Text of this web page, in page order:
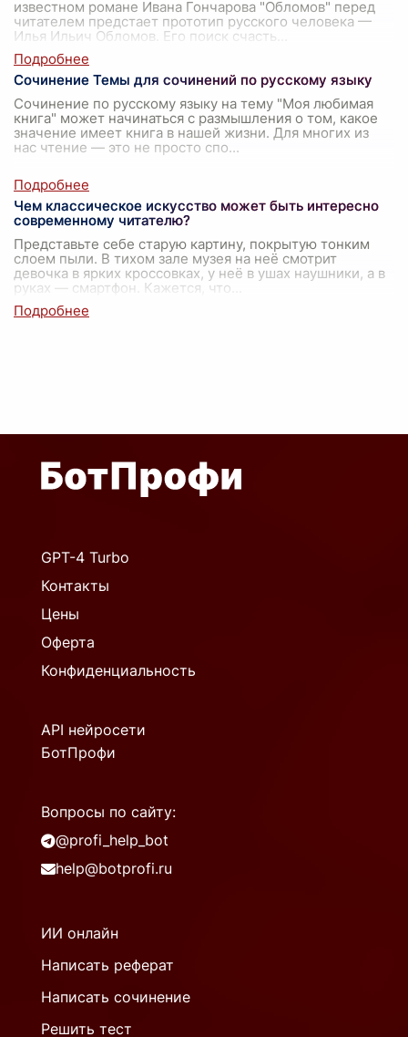
известном романе Ивана Гончарова "Обломов" перед
читателем предстает прототип русского человека —
Илья Ильич Обломов. Его поиск счасть
Сочинение Темы для сочинений по русскому языку
Сочинение по русскому языку на тему "Моя любимая
книга" может начинаться с размышления о том, какое
значение имеет книга в нашей жизни. Для многих из
нас чтение — это не просто спо...
Чем классическое искусство может быть интересно
современному читателю?
Представьте себе старую картину, покрытую тонким
слоем пыли. В тихом зале музея на неё смотрит
девочка в ярких кроссовках, у неё в ушах наушники, а в
руках — смартфон. Кажется, что
GPT-4 Turbo
Контакты
Цены
Оферта
Конфиденциальность
API нейросети
БотПрофи
Вопросы по сайту:
@profi_help_bot
help@botprofi.ru
ИИ онлайн
Написать реферат
Написать сочинение
Решить тест